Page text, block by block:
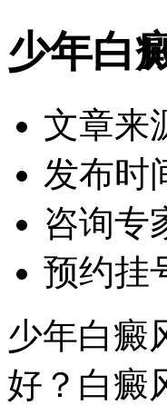
少年白
文章来
发布时
咨询专
预约挂
少年白癜
好？白癜